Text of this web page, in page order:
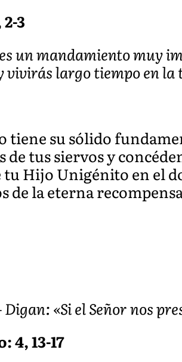
3
un mandamiento muy
vivirás largo tiempo en
tiene su sólido
tus siervos y
Hijo Unigénito en el
la eterna
«Si el Señor nos
4, 13-17